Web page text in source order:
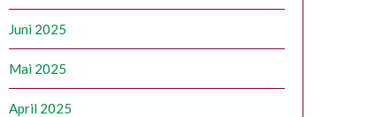
Juni 2025
Mai 2025
April 2025